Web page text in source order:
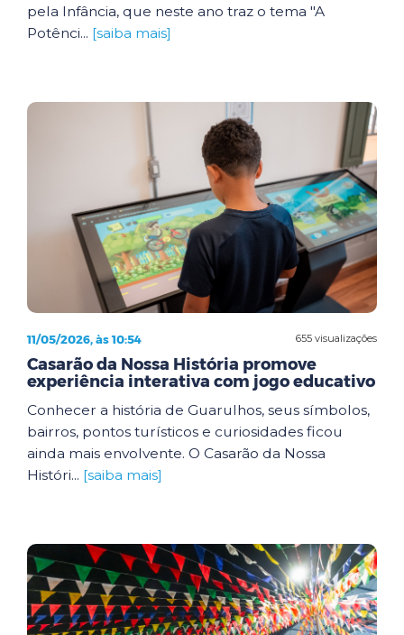
pela Infância, que neste ano traz o tema "A
Potênci... [saiba mais]
655 visualizações
11/05/2026, às 10:54
Casarão da Nossa História promove
experiência interativa com jogo educativo
Conhecer a história de Guarulhos, seus símbolos,
bairros, pontos turísticos e curiosidades ficou
ainda mais envolvente. O Casarão da Nossa
Históri... [saiba mais]